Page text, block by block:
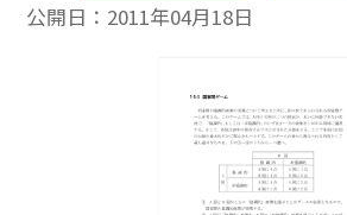
公開日： 2011年04月18日